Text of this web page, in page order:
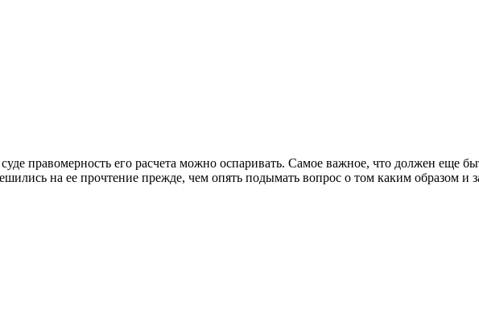
правомерность его расчета можно оспаривать. Самое важное, что должен еще
на ее прочтение прежде, чем опять подымать вопрос о том каким образом и